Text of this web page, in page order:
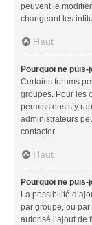
peuvent le
changeant les
Haut
Pourquoi ne puis-
Certains forums
groupes. Pour les
permissions s’y
administrateurs
contacter.
Haut
Pourquoi ne
La possibilité
par groupe, ou par
autorisé l’ajout de